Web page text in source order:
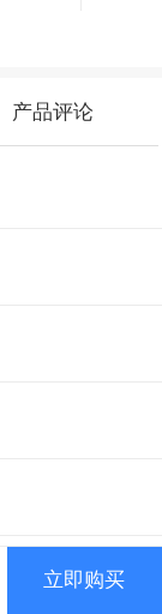
产品评论
立即购买